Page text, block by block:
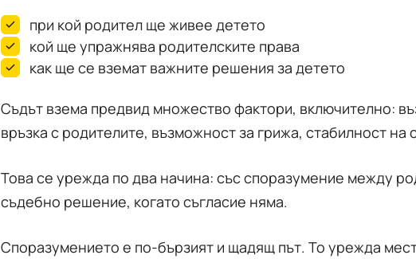
при кой родител ще живее детето
кой ще упражнява родителските права
как ще се вземат важните решения за детето
Съдът взема предвид множество фактори, включително:
връзка с родителите, възможност за грижа, стабилност
Това се урежда по два начина: със споразумение между
съдебно решение, когато съгласие няма.
Споразумението е по-бързият и щадящ път. То урежда